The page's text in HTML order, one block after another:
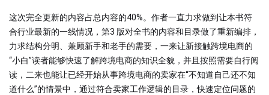
这次完全更新的内容占总内容的40%。作者一直力求做到让本书符
合行业最新的一线情况，第3 版对全书的内容和目录做了重新编排，
力求结构分明、兼顾新手和老手的需要，一来让新接触跨境电商的
“小白”读者能够快速了解跨境电商的知识全貌，并且按照需要自行阅
读，二来也能让已经开始从事跨境电商的卖家在“不知道自己还不知
道什么”的情景中，通过符合卖家工作逻辑的目录，快速定位问题的